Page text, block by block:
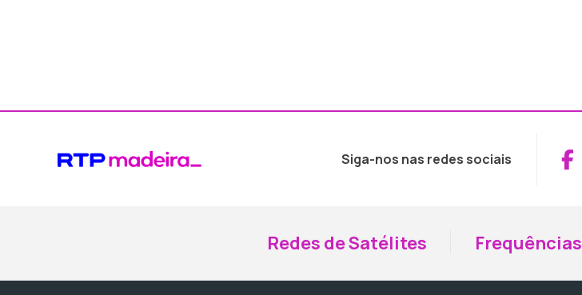
Siga-nos nas redes sociais
Redes de Satélites Frequências